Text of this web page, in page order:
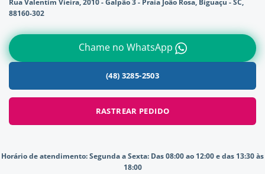
Rua Valentim Vieira, 2010 - Galpão 3 - Praia João Rosa, Biguaçu - SC,
88160-302
Chame no WhatsApp
(48) 3285-2503
RASTREAR PEDIDO
Horário de atendimento:Segunda a Sexta: Das 08:00 ao 12:00 e das 13:30 às
18:00